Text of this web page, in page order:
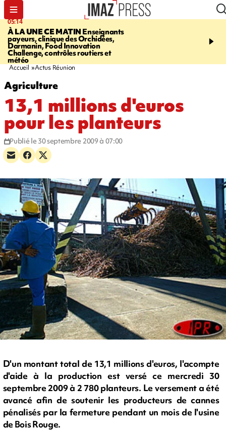
05:14
À LA UNE CE MATIN Enseignants
payeurs, clinique des Orchidées,
Darmanin, Food Innovation
Challenge, contrôles routiers et
météo
07:08
Orchidées pourrait
conséquences pour les
Accueil Actus Réunion
Agriculture
13,1 millions d'euros
pour les planteurs
Publié le 30 septembre 2009 à 07:00
D'un montant total de 13,1 millions d'euros, l'acompte
d'aide à la production est versé ce mercredi 30
septembre 2009 à 2 780 planteurs. Le versement a été
avancé afin de soutenir les producteurs de cannes
pénalisés par la fermeture pendant un mois de l'usine
de Bois Rouge.